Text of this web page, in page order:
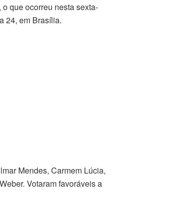
o que ocorreu nesta sexta-
24, em Brasília.
Mendes, Carmem Lúcia,
Votaram favoráveis a